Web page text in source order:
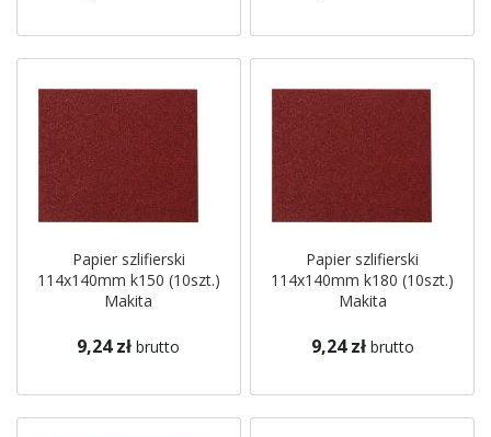
Papier szlifierski
114x140mm k150 (10szt.)
Makita
9,24 zł brutto
Papier szlifierski
114x140mm k180 (10szt.)
Makita
9,24 zł brutto